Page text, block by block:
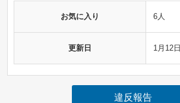
お気に入り 6人
更新日 1月12日
違反報告